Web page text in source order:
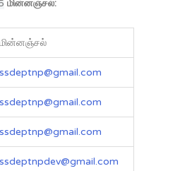
மின்னஞ்சல்:
மின்னஞ்சல்
ssdeptnp@gmail.com
ssdeptnp@gmail.com
ssdeptnp@gmail.com
ssdeptnpdev@gmail.com